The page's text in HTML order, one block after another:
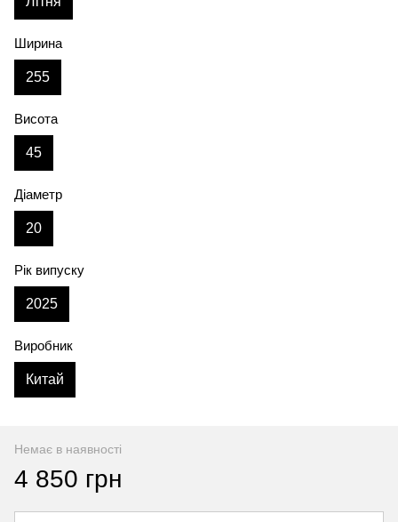
Ширина
255
Висота
45
Діаметр
20
Рік випуску
2025
Виробник
Китай
Немає в наявності
4 850 грн